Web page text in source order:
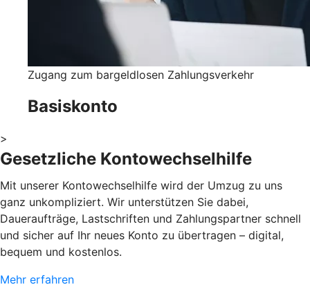
Zugang zum bargeldlosen Zahlungsverkehr
Basiskonto
>
Gesetzliche Kontowechselhilfe
Mit unserer Kontowechselhilfe wird der Umzug zu uns
ganz unkompliziert. Wir unterstützen Sie dabei,
Daueraufträge, Lastschriften und Zahlungspartner schnell
und sicher auf Ihr neues Konto zu übertragen – digital,
bequem und kostenlos.
Mehr erfahren